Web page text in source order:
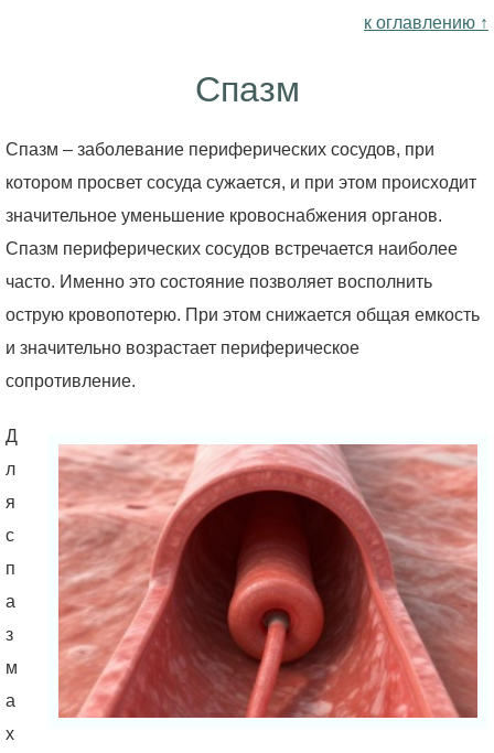
к оглавлению ↑
Спазм
Спазм – заболевание периферических сосудов, при
котором просвет сосуда сужается, и при этом происходит
значительное уменьшение кровоснабжения органов.
Спазм периферических сосудов встречается наиболее
часто. Именно это состояние позволяет восполнить
острую кровопотерю. При этом снижается общая емкость
и значительно возрастает периферическое
сопротивление.
Д
л
я
с
п
а
з
м
а
х